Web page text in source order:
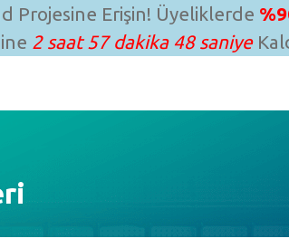
Projesine Erişin! Üyeliklerde
2 saat 57 dakika 47 saniye